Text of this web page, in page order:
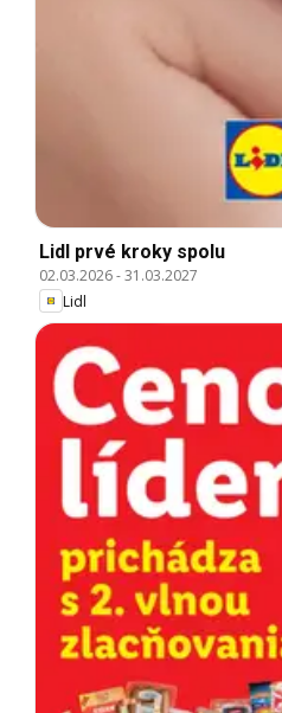
Lidl prvé kroky spolu
02.03.2026-31.03.2027
Lidl